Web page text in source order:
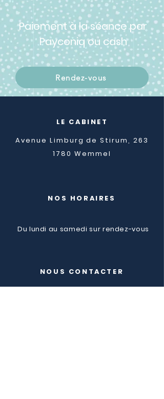
Paiement à la séance par
Payconiq ou cash
Rendez-vous
LE CABINET
Avenue Limburg de Stirum, 263
1780 Wemmel
NOS HORAIRES
Du lundi au samedi sur rendez-vous
NOUS CONTACTER